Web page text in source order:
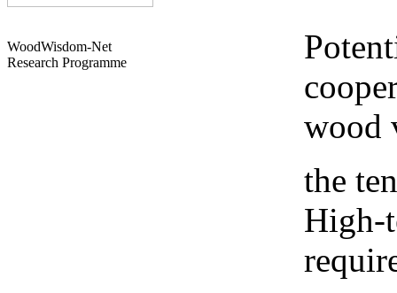
WoodWisdom-Net
Research Programme
wood
the
High-